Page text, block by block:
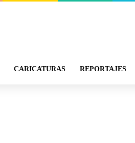
CARICATURAS REPORTAJES